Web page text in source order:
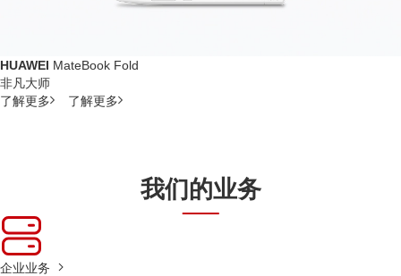
HUAWEI MateBook Fold
非凡大师
了解更多
了解更多
我们的业务
企业业务